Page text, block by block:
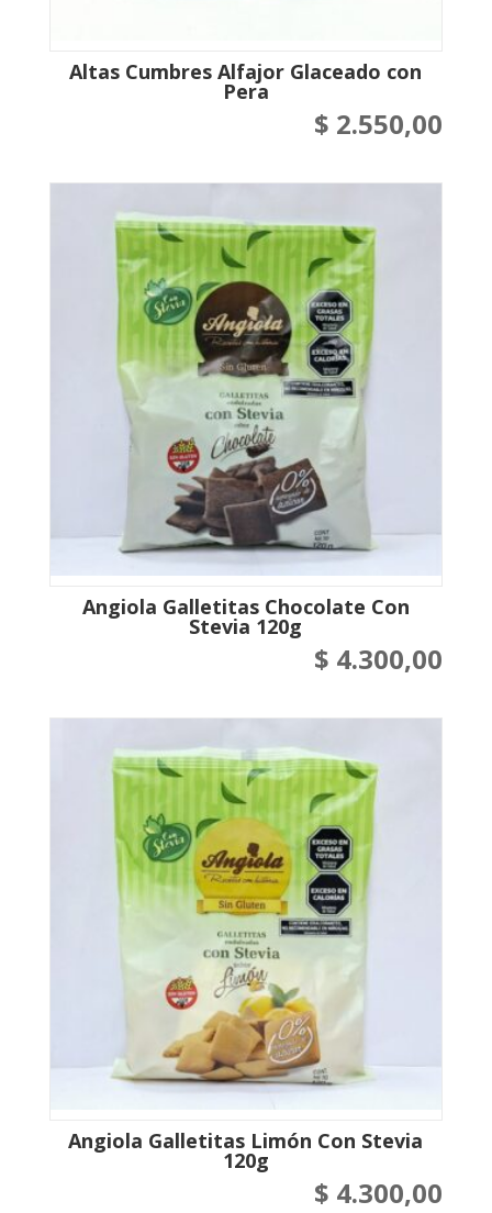
Altas Cumbres Alfajor Glaceado con
Pera
$ 2.550,00
Angiola Galletitas Chocolate Con
Stevia 120g
$ 4.300,00
Angiola Galletitas Limón Con Stevia
120g
$ 4.300,00